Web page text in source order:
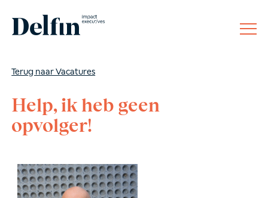
Terug naar Vacatures
Help, ik heb geen
opvolger!